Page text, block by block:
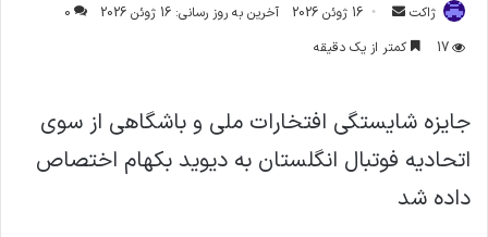
ژاکت
ارسال
ایمیل
16 ژوئن 2026 آخرین به روز رسانی: 16 ژوئن 2026
0
17
کمتر از یک دقیقه
جایزه شایستگی افتخارات ملی و باشگاهی از سوی
اتحادیه فوتبال انگلستان به دیوید بکهام اختصاص
داده شد